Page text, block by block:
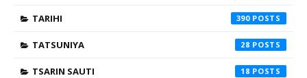
TARIHI 390
TATSUNIYA 28
TSARIN SAUTI 18